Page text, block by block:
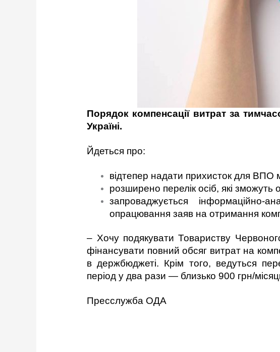
Порядок компенсації витрат за
Україні.
Йдеться про:
відтепер надати прихисток для ВПО
розширено перелік осіб, які
запроваджується
опрацювання заяв на отримання
– Хочу подякувати Товариству
фінансувати повний обсяг витрат на
в держбюджеті. Крім того, ведуться
період у два рази — близько 900 грн/
Пресслужба ОДА